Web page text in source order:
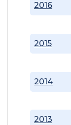
2013
2014
2015
2016